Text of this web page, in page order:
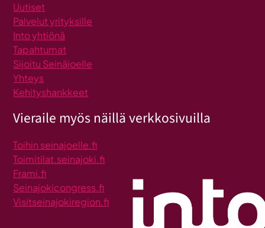
Uutiset
Palvelut yrityksille
Into yhtiönä
Tapahtumat
Sijoitu Seinäjoelle
Yhteys
Kehityshankkeet
Vieraile myös näillä verkkosivuilla
Toihin seinajoelle.fi
Toimitilat.seinajoki.fi
Frami.fi
Seinajokicongress.fi
Visitseinajokiregion.fi